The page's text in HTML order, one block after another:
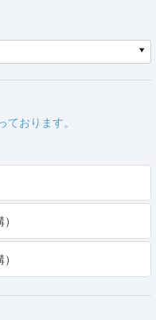
おります。